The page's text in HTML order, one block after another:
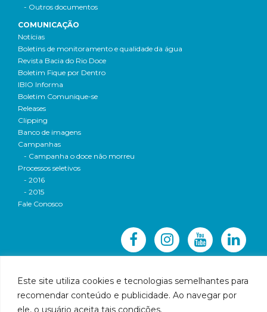
Este site utiliza cookies e tecnologias semelhantes para
recomendar conteúdo e publicidade. Ao navegar por
ele, o usuário aceita tais condições.
- Outros documentos
COMUNICAÇÃO
Notícias
Boletins de monitoramento e qualidade da água
Revista Bacia do Rio Doce
Boletim Fique por Dentro
IBIO Informa
Boletim Comunique-se
Releases
Clipping
Banco de imagens
Campanhas
- Campanha o doce não morreu
Processos seletivos
- 2016
- 2015
Fale Conosco
© 2016 CBH-Doce - Todos os direitos reservados